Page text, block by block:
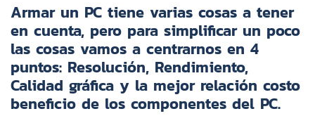
Armar un PC tiene varias cosas a tener
en cuenta, pero para simplificar un poco
las cosas vamos a centrarnos en 4
puntos: Resolución, Rendimiento,
Calidad gráfica y la mejor relación costo
beneficio de los componentes del PC.